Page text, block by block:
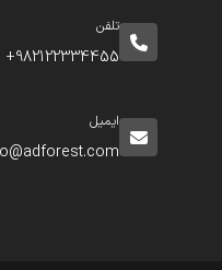
تلفن
982122334455+
ایمیل